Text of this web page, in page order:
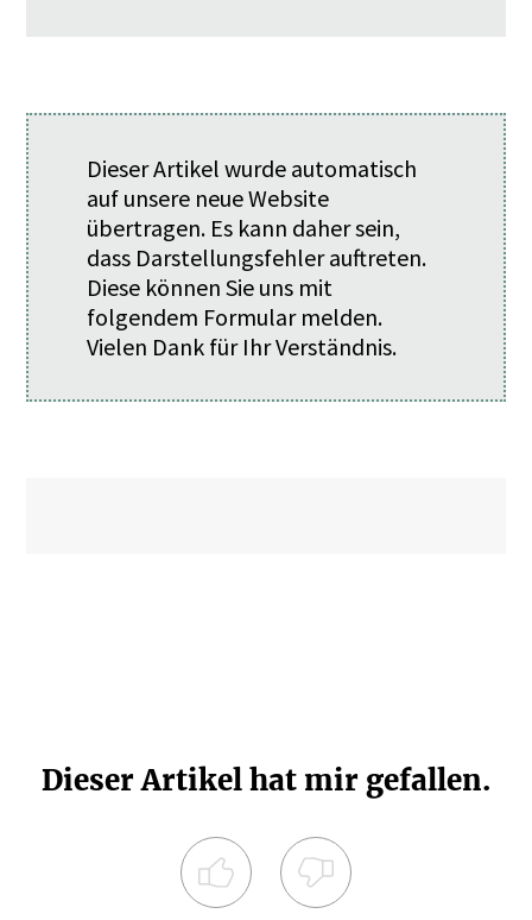
Dieser Artikel wurde automatisch
auf unsere neue Website
übertragen. Es kann daher sein,
dass Darstellungsfehler auftreten.
Diese können Sie uns mit
folgendem Formularmelden.
Vielen Dank für Ihr Verständnis.
Dieser Artikel hat mir gefallen.